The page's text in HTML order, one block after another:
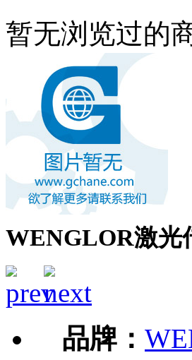
暂无浏览过的
WENGLOR激光
品牌：